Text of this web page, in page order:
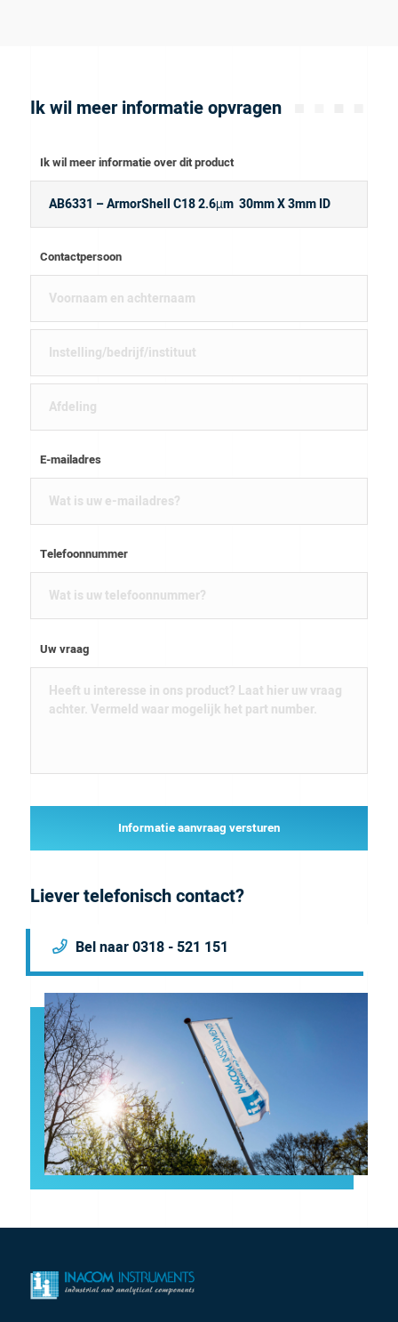
Ik wil meer informatie opvragen
Ik wil meer informatie over dit product
Contactpersoon
E-mailadres
Telefoonnummer
Uw vraag
Informatie aanvraag versturen
Liever telefonisch contact?
Bel naar 0318 - 521 151